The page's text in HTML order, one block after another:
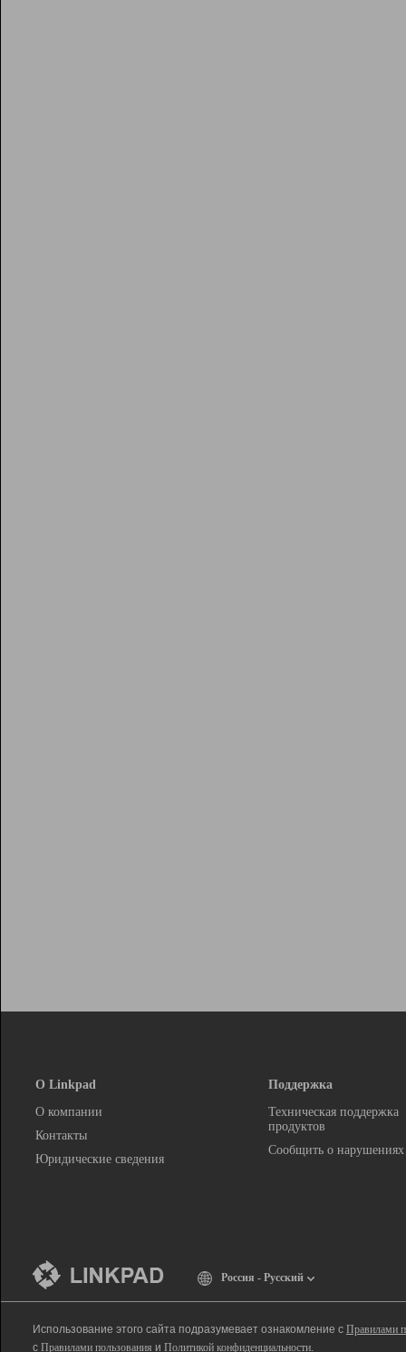
О Linkpad
О компании
Контакты
Юридические сведения
Поддержка
Техническая поддержка
продуктов
Сообщить о нарушениях
Россия - Русский
Использование этого сайта подразумевает ознакомление с Правилами
с Правилами пользования и Политикой конфиденциальности.